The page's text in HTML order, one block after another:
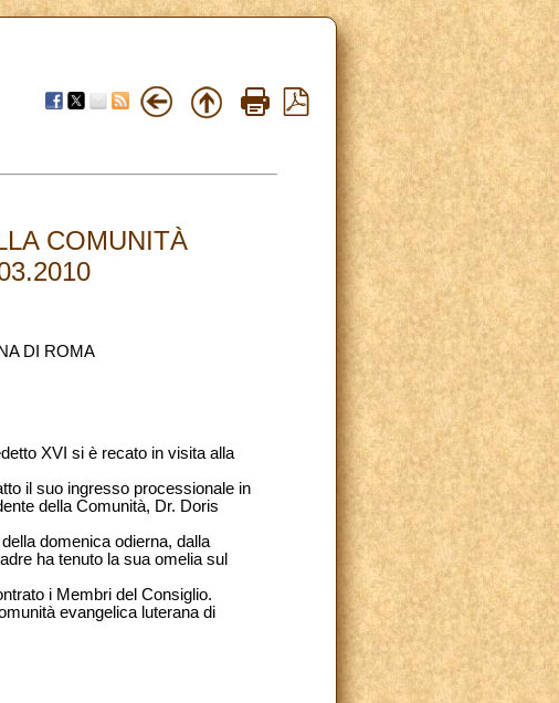
COMUNITÀ
DI ROMA
XVI si è recato in visita alla
il suo ingresso processionale in
della Comunità, Dr. Doris
domenica odierna, dalla
ha tenuto la sua omelia sul
i Membri del Consiglio.
evangelica luterana di